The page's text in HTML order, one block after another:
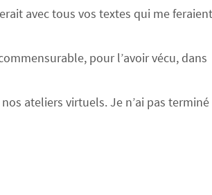
avec tous vos textes qui me feraient
pour l’avoir vécu, dans
ateliers virtuels. Je n’ai pas